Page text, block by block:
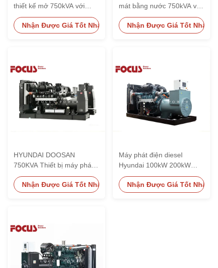
thiết kế mở 750kVA với
động cơ HYUNDAI
DOOSAN DP222LC và đầu
Nhận Được Giá Tốt Nhất
mát bằng nước 750kVA với
động cơ HYUNDAI
DOOSAN DP222LC cho
Nhận Được Giá Tốt Nhất
HYUNDAI DOOSAN
750KVA Thiết bị máy phát
điện diesel loại mở với
động cơ DP222LC và tần
Nhận Được Giá Tốt Nhất
Máy phát điện diesel
Hyundai 100kW 200kW
400kW, Bộ máy phát điện
yên tĩnh công nghiệp
Nhận Được Giá Tốt Nhất